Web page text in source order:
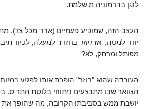
לנגן בהרמוניה מושלמת.
העצב הזה, שמופיע פעמיים (אחד מכל צד),
יורד למטה, ואז חוזר בחזרה למעלה, לכיוון
מפותל ומרתק, לא?
העובדה שהוא "חוזר" הופכת אותו לפגיע
הצוואר שבו מתבצעים ניתוחי בלוטת התריס.
יושבת ממש בסביבתו הקרובה, מה שהופך את